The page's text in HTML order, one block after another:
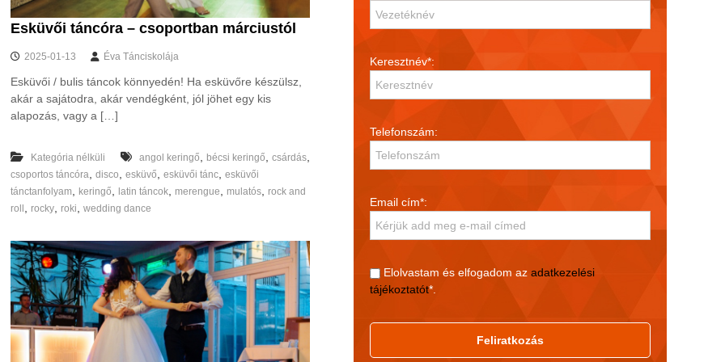
Esküvői táncóra – csoportban márciustól
2025-01-13 Éva Tánciskolája
Esküvői / bulis táncok könnyedén! Ha esküvőre készülsz,
akár a sajátodra, akár vendégként, jól jöhet egy kis
alapozás, vagy a […]
Kategória nélküli angol keringő, bécsi keringő,csárdás,
csoportos táncóra,disco,esküvő,esküvői tánc,esküvői
tánctanfolyam, keringő, latin táncok, merengue, mulatós, rock and
roll , rocky, roki,wedding dance
Keresztnév*:
Telefonszám:
Email cím*:
Elolvastam és elfogadom azadatkezelési
tájékoztatót*.
Feliratkozás